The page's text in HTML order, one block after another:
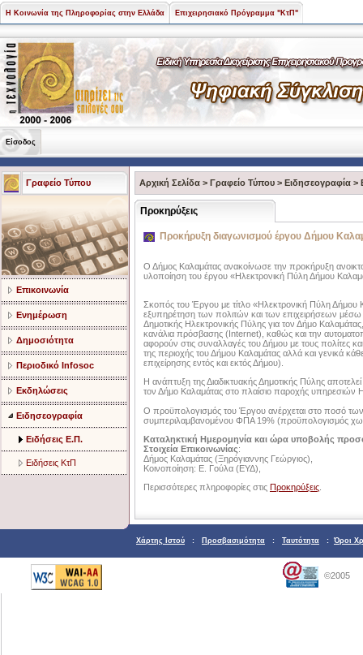
Η Κοινωνία της Πληροφορίας στην Ελλάδα Επιχειρησιακό Πρόγραμμα "ΚτΠ"
Είσοδος
Γραφείο Τύπου
Επικοινωνία
Ενημέρωση
Δημοσιότητα
Περιοδικό Infosoc
Εκδηλώσεις
Ειδησεογραφία
Ειδήσεις Ε.Π.
Ειδήσεις ΚτΠ
Αρχική Σελίδα > Γραφείο Τύπου > Ειδησεογραφία >
Προκηρύξεις
Προκήρυξη διαγωνισμού έργου Δήμου
Ο Δήμος Καλαμάτας ανακοίνωσε την προκήρυξη
υλοποίηση του έργου «Ηλεκτρονική Πύλη Δήμου
Σκοπός του Έργου με τίτλο «Ηλεκτρονική Πύλη Δήμου
εξυπηρέτηση των πολιτών και των επιχειρήσεων μέσω
Δημοτικής Ηλεκτρονικής Πύλης για τον Δήμο
κανάλια πρόσβασης (Internet), καθώς και την
αφορούν στις συναλλαγές του Δήμου με τους πολίτες
της περιοχής του Δήμου Καλαμάτας αλλά και γενικά
επιχείρησης εντός και εκτός Δήμου).
Η ανάπτυξη της Διαδικτυακής Δημοτικής Πύλης
τον Δήμο Καλαμάτας στο πλαίσιο παροχής υπηρεσιών
Ο προϋπολογισμός του Έργου ανέρχεται στο ποσό
συμπεριλαμβανομένου ΦΠΑ 19% (προϋπολογισμός
Καταληκτική Ημερομηνία και ώρα υποβολής
Στοιχεία Επικοινωνίας:
Δήμος Καλαμάτας (Ξηρόγιαννης Γεώργιος),
Κοινοποίηση: Ε. Γούλα (ΕΥΔ),
Περισσότερες πληροφορίες στις Προκηρύξεις
Χάρτης Ιστού : Προσβασιμότητα : Ταυτότητα : Όροι
©2005